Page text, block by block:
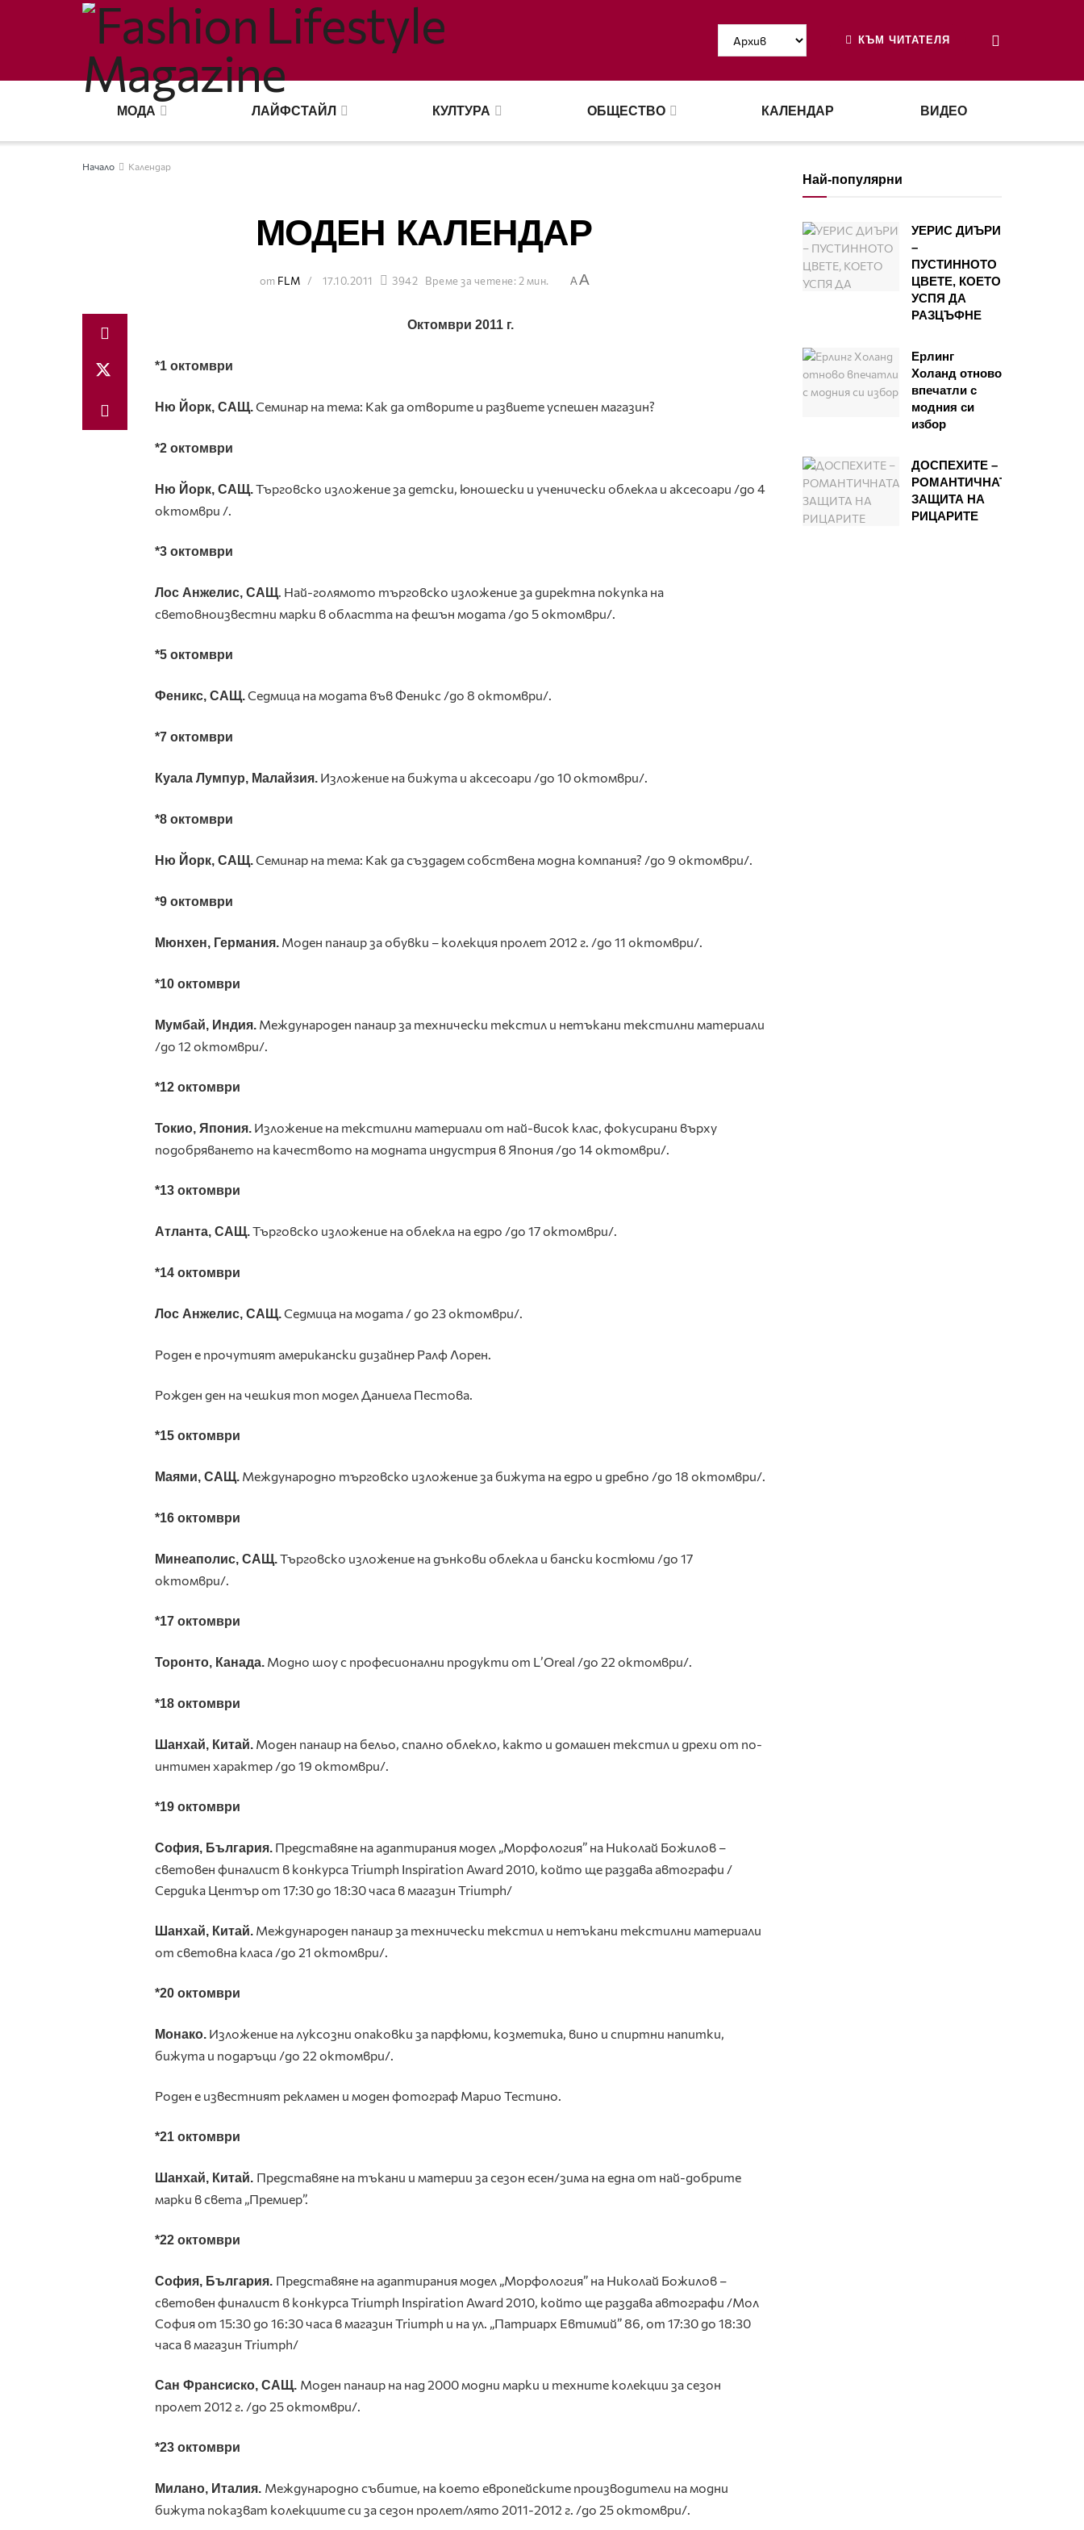
КЪМ ЧИТАТЕЛЯ
МОДА ЛАЙФСТАЙЛ КУЛТУРА ОБЩЕСТВО КАЛЕНДАР ВИДЕО
Начало Календар
МОДЕН КАЛЕНДАР
от FLM 17.10.2011 3942 Време за четене: 2 мин. AA
Октомври 2011 г.
*1 октомври
Ню Йорк, САЩ.Семинар на тема: Как да отворите и развиете успешен магазин?
*2 октомври
Ню Йорк, САЩ.Търговско изложение за детски, юношески и ученически облекла и аксесоари /до 4
октомври /.
*3 октомври
Лос Анжелис, САЩ. Най-голямото търговско изложение за директна покупка на
световноизвестни марки в областта на фешън модата /до 5 октомври/.
*5 октомври
Феникс, САЩ.Седмица на модата във Феникс /до 8 октомври/.
*7 октомври
Куала Лумпур, Малайзия. Изложение на бижута и аксесоари /до 10 октомври/.
*8 октомври
Ню Йорк, САЩ.Семинар на тема: Как да създадем собствена модна компания? /до 9 октомври/.
*9 октомври
Мюнхен, Германия. Моден панаир за обувки – колекция пролет 2012 г. /до 11 октомври/.
*10 октомври
Мумбай, Индия. Международен панаир за технически текстил и нетъкани текстилни материали
/до 12 октомври/.
*12 октомври
Токио, Япония. Изложение на текстилни материали от най-висок клас, фокусирани върху
подобряването на качеството на модната индустрия в Япония /до 14 октомври/.
*13 октомври
Атланта, САЩ.Търговско изложение на облекла на едро /до 17 октомври/.
*14 октомври
Лос Анжелис, САЩ.Седмица на модата / до 23 октомври/.
Роден е прочутият американски дизайнер Ралф Лорен.
Рожден ден на чешкия топ модел Даниела Пестова.
*15 октомври
Маями, САЩ. Международно търговско изложение за бижута на едро и дребно /до 18 октомври/.
*16 октомври
Минеаполис, САЩ.Търговско изложение на дънкови облекла и бански костюми /до 17
октомври/.
*17 октомври
Торонто, Канада. Модно шоу с професионални продукти от L’Oreal /до 22 октомври/.
*18 октомври
Шанхай, Китай. Моден панаир на бельо, спално облекло, както и домашен текстил и дрехи от по-
интимен характер /до 19 октомври/.
*19 октомври
София, България. Представяне на адаптирания модел „Морфология” на Николай Божилов –
световен финалист в конкурсаTriumph Inspiration Award 2010, който ще раздава автографи /
Сердика Център от 17:30 до 18:30 часа в магазин Triumph/
Шанхай, Китай. Международен панаир за технически текстил и нетъкани текстилни материали
от световна класа /до 21 октомври/.
*20 октомври
Монако. Изложение на луксозни опаковки за парфюми, козметика, вино и спиртни напитки,
бижута и подаръци /до 22 октомври/.
Роден е известният рекламен и моден фотограф Марио Тестино.
*21 октомври
Шанхай, Китай. Представяне на тъкани и материи за сезон есен/зима на една от най-добрите
марки в света „Премиер”.
*22 октомври
София, България. Представяне на адаптирания модел „Морфология” на Николай Божилов –
световен финалист в конкурсаTriumph Inspiration Award 2010, който ще раздава автографи /Мол
София от 15:30до 16:30 часа в магазин Triumph и на ул. „Патриарх Евтимий” 86, от 17:30 до 18:30
часа в магазин Triumph/
Сан Франсиско, САЩ. Моден панаир на над 2000 модни марки и техните колекции за сезон
пролет 2012 г. /до 25 октомври/.
*23 октомври
Милано, Италия. Международно събитие, на което европейските производители на модни
бижута показват колекциите си за сезон пролет/лято 2011-2012 г. /до 25 октомври/.
Най-популярни
УЕРИС ДИЪРИ
–
ПУСТИННОТО
ЦВЕТЕ, КОЕТО
УСПЯ ДА
РАЗЦЪФНЕ
Ерлинг
Холанд отново
впечатли с
модния си
избор
ДОСПЕХИТЕ –
РОМАНТИЧНАТА
ЗАЩИТА НА
РИЦАРИТЕ